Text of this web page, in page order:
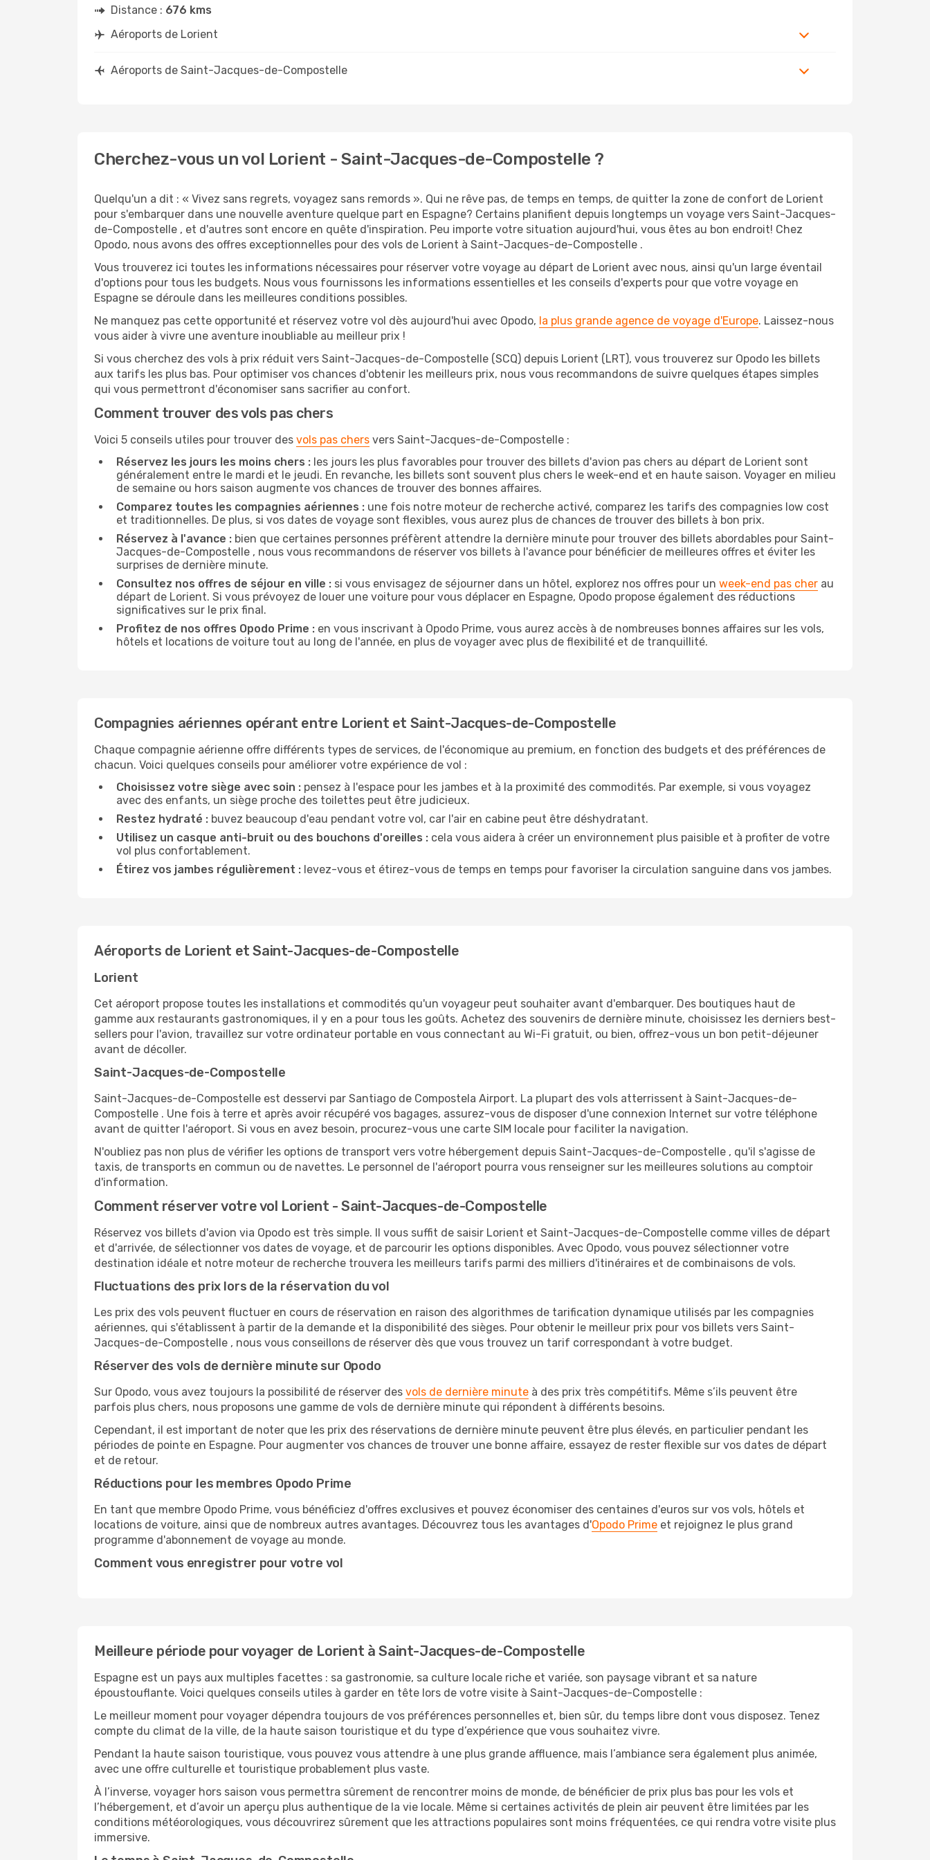
Distance : 676 kms
Aéroports de Lorient
Aéroports de Saint-Jacques-de-Compostelle
Cherchez-vous un vol Lorient - Saint-Jacques-de-Compostelle ?
Quelqu'un a dit : « Vivez sans regrets, voyagez sans remords ». Qui ne rêve pas, de temps en temps, de quitter la zone de confort de Lorient
pour s'embarquer dans une nouvelle aventure quelque part en Espagne? Certains planifient depuis longtemps un voyage vers Saint-Jacques-
de-Compostelle , et d'autres sont encore en quête d'inspiration. Peu importe votre situation aujourd'hui, vous êtes au bon endroit! Chez
Opodo, nous avons des offres exceptionnelles pour des vols de Lorient à Saint-Jacques-de-Compostelle .
Vous trouverez ici toutes les informations nécessaires pour réserver votre voyage au départ de Lorient avec nous, ainsi qu'un large éventail
d'options pour tous les budgets. Nous vous fournissons les informations essentielles et les conseils d'experts pour que votre voyage en
Espagne se déroule dans les meilleures conditions possibles.
Ne manquez pas cette opportunité et réservez votre vol dès aujourd'hui avec Opodo, la plus grande agence de voyage d'Europe. Laissez-nous
vous aider à vivre une aventure inoubliable au meilleur prix !
Si vous cherchez des vols à prix réduit vers Saint-Jacques-de-Compostelle (SCQ) depuis Lorient (LRT), vous trouverez sur Opodo les billets
aux tarifs les plus bas. Pour optimiser vos chances d'obtenir les meilleurs prix, nous vous recommandons de suivre quelques étapes simples
qui vous permettront d'économiser sans sacrifier au confort.
Comment trouver des vols pas chers
Voici 5 conseils utiles pour trouver des vols pas chers vers Saint-Jacques-de-Compostelle :
Réservez les jours les moins chers : les jours les plus favorables pour trouver des billets d'avion pas chers au départ de Lorient sont
généralement entre le mardi et le jeudi. En revanche, les billets sont souvent plus chers le week-end et en haute saison. Voyager en milieu
de semaine ou hors saison augmente vos chances de trouver des bonnes affaires.
Comparez toutes les compagnies aériennes : une fois notre moteur de recherche activé, comparez les tarifs des compagnies low cost
et traditionnelles. De plus, si vos dates de voyage sont flexibles, vous aurez plus de chances de trouver des billets à bon prix.
Réservez à l'avance : bien que certaines personnes préfèrent attendre la dernière minute pour trouver des billets abordables pour Saint-
Jacques-de-Compostelle , nous vous recommandons de réserver vos billets à l'avance pour bénéficier de meilleures offres et éviter les
surprises de dernière minute.
Consultez nos offres de séjour en ville : si vous envisagez de séjourner dans un hôtel, explorez nos offres pour un week-end pas cher au
départ de Lorient. Si vous prévoyez de louer une voiture pour vous déplacer en Espagne, Opodo propose également des réductions
significatives sur le prix final.
Profitez de nos offres Opodo Prime : en vous inscrivant à Opodo Prime, vous aurez accès à de nombreuses bonnes affaires sur les vols,
hôtels et locations de voiture tout au long de l'année, en plus de voyager avec plus de flexibilité et de tranquillité.
Compagnies aériennes opérant entre Lorient et Saint-Jacques-de-Compostelle
Chaque compagnie aérienne offre différents types de services, de l'économique au premium, en fonction des budgets et des préférences de
chacun. Voici quelques conseils pour améliorer votre expérience de vol :
Choisissez votre siège avec soin : pensez à l'espace pour les jambes et à la proximité des commodités. Par exemple, si vous voyagez
avec des enfants, un siège proche des toilettes peut être judicieux.
Restez hydraté : buvez beaucoup d'eau pendant votre vol, car l'air en cabine peut être déshydratant.
Utilisez un casque anti-bruit ou des bouchons d'oreilles : cela vous aidera à créer un environnement plus paisible et à profiter de votre
vol plus confortablement.
Étirez vos jambes régulièrement : levez-vous et étirez-vous de temps en temps pour favoriser la circulation sanguine dans vos jambes.
Aéroports de Lorient et Saint-Jacques-de-Compostelle
Lorient
Cet aéroport propose toutes les installations et commodités qu'un voyageur peut souhaiter avant d'embarquer. Des boutiques haut de
gamme aux restaurants gastronomiques, il y en a pour tous les goûts. Achetez des souvenirs de dernière minute, choisissez les derniers best-
sellers pour l'avion, travaillez sur votre ordinateur portable en vous connectant au Wi-Fi gratuit, ou bien, offrez-vous un bon petit-déjeuner
avant de décoller.
Saint-Jacques-de-Compostelle
Saint-Jacques-de-Compostelle est desservi par Santiago de Compostela Airport. La plupart des vols atterrissent à Saint-Jacques-de-
Compostelle . Une fois à terre et après avoir récupéré vos bagages, assurez-vous de disposer d'une connexion Internet sur votre téléphone
avant de quitter l'aéroport. Si vous en avez besoin, procurez-vous une carte SIM locale pour faciliter la navigation.
N'oubliez pas non plus de vérifier les options de transport vers votre hébergement depuis Saint-Jacques-de-Compostelle , qu'il s'agisse de
taxis, de transports en commun ou de navettes. Le personnel de l'aéroport pourra vous renseigner sur les meilleures solutions au comptoir
d'information.
Comment réserver votre vol Lorient - Saint-Jacques-de-Compostelle
Réservez vos billets d'avion via Opodo est très simple. Il vous suffit de saisir Lorient et Saint-Jacques-de-Compostelle comme villes de départ
et d'arrivée, de sélectionner vos dates de voyage, et de parcourir les options disponibles. Avec Opodo, vous pouvez sélectionner votre
destination idéale et notre moteur de recherche trouvera les meilleurs tarifs parmi des milliers d'itinéraires et de combinaisons de vols.
Fluctuations des prix lors de la réservation du vol
Les prix des vols peuvent fluctuer en cours de réservation en raison des algorithmes de tarification dynamique utilisés par les compagnies
aériennes, qui s'établissent à partir de la demande et la disponibilité des sièges. Pour obtenir le meilleur prix pour vos billets vers Saint-
Jacques-de-Compostelle , nous vous conseillons de réserver dès que vous trouvez un tarif correspondant à votre budget.
Réserver des vols de dernière minute sur Opodo
Sur Opodo, vous avez toujours la possibilité de réserver des vols de dernière minute à des prix très compétitifs. Même s’ils peuvent être
parfois plus chers, nous proposons une gamme de vols de dernière minute qui répondent à différents besoins.
Cependant, il est important de noter que les prix des réservations de dernière minute peuvent être plus élevés, en particulier pendant les
périodes de pointe en Espagne. Pour augmenter vos chances de trouver une bonne affaire, essayez de rester flexible sur vos dates de départ
et de retour.
Réductions pour les membres Opodo Prime
En tant que membre Opodo Prime, vous bénéficiez d'offres exclusives et pouvez économiser des centaines d'euros sur vos vols, hôtels et
locations de voiture, ainsi que de nombreux autres avantages. Découvrez tous les avantages d'Opodo Prime et rejoignez le plus grand
programme d'abonnement de voyage au monde.
Comment vous enregistrer pour votre vol
Meilleure période pour voyager de Lorient à Saint-Jacques-de-Compostelle
Espagne est un pays aux multiples facettes : sa gastronomie, sa culture locale riche et variée, son paysage vibrant et sa nature
époustouflante. Voici quelques conseils utiles à garder en tête lors de votre visite à Saint-Jacques-de-Compostelle :
Le meilleur moment pour voyager dépendra toujours de vos préférences personnelles et, bien sûr, du temps libre dont vous disposez. Tenez
compte du climat de la ville, de la haute saison touristique et du type d’expérience que vous souhaitez vivre.
Pendant la haute saison touristique, vous pouvez vous attendre à une plus grande affluence, mais l’ambiance sera également plus animée,
avec une offre culturelle et touristique probablement plus vaste.
À l’inverse, voyager hors saison vous permettra sûrement de rencontrer moins de monde, de bénéficier de prix plus bas pour les vols et
l’hébergement, et d’avoir un aperçu plus authentique de la vie locale. Même si certaines activités de plein air peuvent être limitées par les
conditions météorologiques, vous découvrirez sûrement que les attractions populaires sont moins fréquentées, ce qui rendra votre visite plus
immersive.